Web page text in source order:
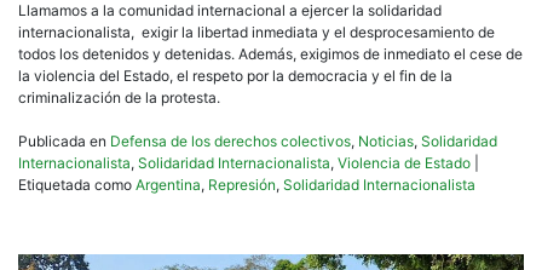
Llamamos a la comunidad internacional a ejercer la solidaridad
internacionalista, exigir la libertad inmediata y el desprocesamiento de
todos los detenidos y detenidas. Además, exigimos de inmediato el cese de
la violencia del Estado, el respeto por la democracia y el fin de la
criminalización de la protesta.
Publicada en Defensa de los derechos colectivos, Noticias, Solidaridad
Internacionalista, Solidaridad Internacionalista, Violencia de Estado
Etiquetada como Argentina, Represión, Solidaridad Internacionalista